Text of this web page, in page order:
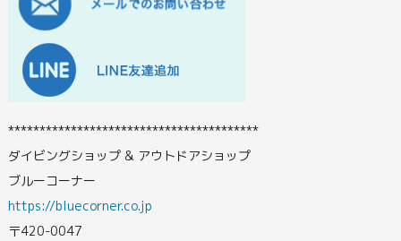
****************************************
ダイビングショップ & アウトドアショップ
ブルーコーナー
https://bluecorner.co.jp
〒420-0047